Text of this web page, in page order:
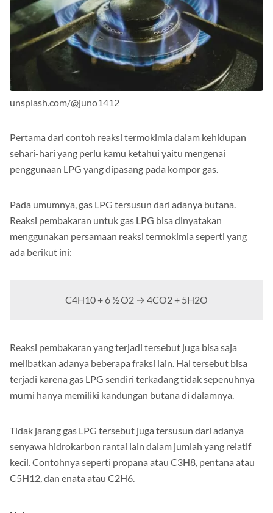
unsplash.com/@juno1412
Pertama dari contoh reaksi termokimia dalam kehidupan
sehari-hari yang perlu kamu ketahui yaitu mengenai
penggunaan LPG yang dipasang pada kompor gas.
Pada umumnya, gas LPG tersusun dari adanya butana.
Reaksi pembakaran untuk gas LPG bisa dinyatakan
menggunakan persamaan reaksi termokimia seperti yang
ada berikut ini:
C4H10 + 6 ½ O2 → 4CO2 + 5H2O
Reaksi pembakaran yang terjadi tersebut juga bisa saja
melibatkan adanya beberapa fraksi lain. Hal tersebut bisa
terjadi karena gas LPG sendiri terkadang tidak sepenuhnya
murni hanya memiliki kandungan butana di dalamnya.
Tidak jarang gas LPG tersebut juga tersusun dari adanya
senyawa hidrokarbon rantai lain dalam jumlah yang relatif
kecil. Contohnya seperti propana atau C3H8, pentana atau
C5H12, dan enata atau C2H6.